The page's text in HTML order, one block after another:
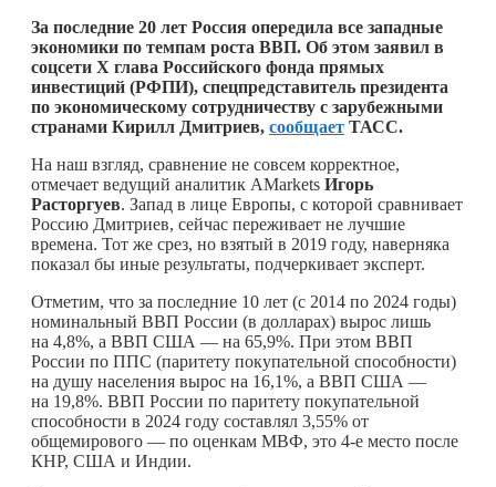
За последние 20 лет Россия опередила все западные
экономики по темпам роста ВВП. Об этом заявил в
соцсети X глава Российского фонда прямых
инвестиций (РФПИ), спецпредставитель президента
по экономическому сотрудничеству с зарубежными
странами Кирилл Дмитриев, сообщает ТАСС.
На наш взгляд, сравнение не совсем корректное,
отмечает ведущий аналитик AMarkets Игорь
Расторгуев. Запад в лице Европы, с которой сравнивает
Россию Дмитриев, сейчас переживает не лучшие
времена. Тот же срез, но взятый в 2019 году, наверняка
показал бы иные результаты, подчеркивает эксперт.
Отметим, что за последние 10 лет (с 2014 по 2024 годы)
номинальный ВВП России (в долларах) вырос лишь
на 4,8%, а ВВП США — на 65,9%. При этом ВВП
России по ППС (паритету покупательной способности)
на душу населения вырос на 16,1%, а ВВП США —
на 19,8%. ВВП России по паритету покупательной
способности в 2024 году составлял 3,55% от
общемирового — по оценкам МВФ, это 4-е место после
КНР, США и Индии.